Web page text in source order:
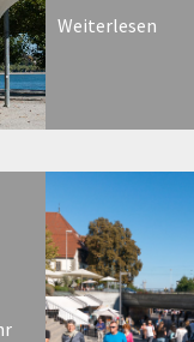
Weiterlesen